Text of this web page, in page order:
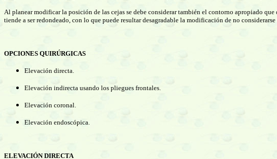
Al planear modificar la posición de las cejas se debe considerar también el contorno apropiado
tiende a ser redondeado, con lo que puede resultar desagradable la modificación de no
OPCIONES QUIRÚRGICAS
Elevación directa.
Elevación indirecta usando los pliegues frontales.
Elevación coronal.
Elevación endoscópica.
ELEVACIÓN DIRECTA